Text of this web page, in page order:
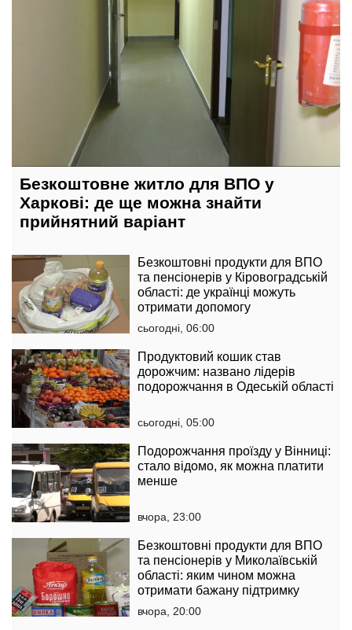
Безкоштовне житло для ВПО у
Харкові: де ще можна знайти
прийнятний варіант
Безкоштовні продукти для ВПО
та пенсіонерів у Кіровоградській
області: де українці можуть
отримати допомогу
сьогодні, 06:00
Продуктовий кошик став
дорожчим: названо лідерів
подорожчання в Одеській області
сьогодні, 05:00
Подорожчання проїзду у Вінниці:
стало відомо, як можна платити
менше
вчора, 23:00
Безкоштовні продукти для ВПО
та пенсіонерів у Миколаївській
області: яким чином можна
отримати бажану підтримку
вчора, 20:00